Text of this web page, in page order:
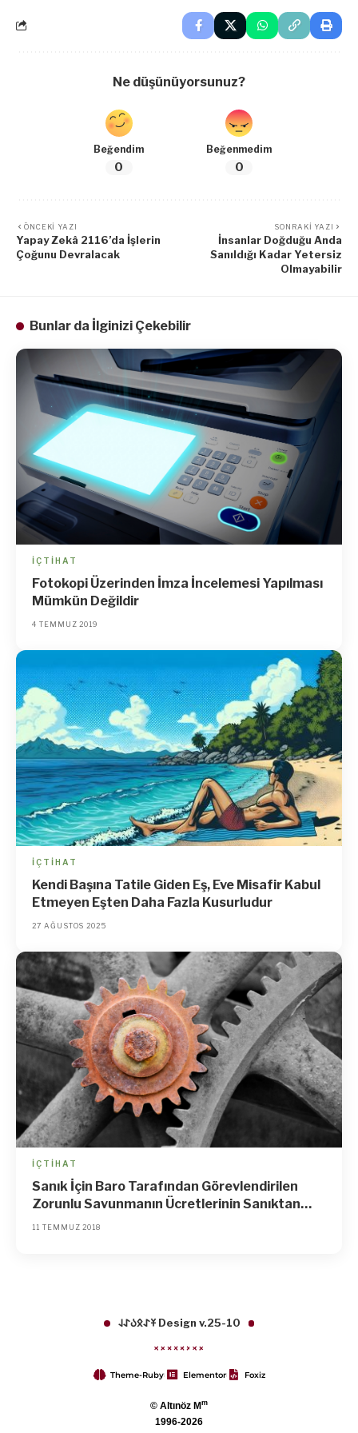
Ne düşünüyorsunuz?
Beğendim
0
Beğenmedim
0
ÖNCEKI YAZI
Yapay Zekâ 2116’da İşlerin
Çoğunu Devralacak
SONRAKI YAZI
İnsanlar Doğduğu Anda
Sanıldığı Kadar Yetersiz
Olmayabilir
Bunlar da İlginizi Çekebilir
İÇTIHAT
Fotokopi Üzerinden İmza İncelemesi Yapılması
Mümkün Değildir
4 TEMMUZ 2019
İÇTIHAT
Kendi Başına Tatile Giden Eş, Eve Misafir Kabul
Etmeyen Eşten Daha Fazla Kusurludur
27 AĞUSTOS 2025
İÇTIHAT
Sanık İçin Baro Tarafından Görevlendirilen
Zorunlu Savunmanın Ücretlerinin Sanıktan
Alınmasına Hükmedilemez
11 TEMMUZ 2018
𐱁𐰀𐰋𐰉𐰀𐰞 Design v.25-10
Theme-Ruby Elementor Foxiz
© Altınöz Mm
1996-2026